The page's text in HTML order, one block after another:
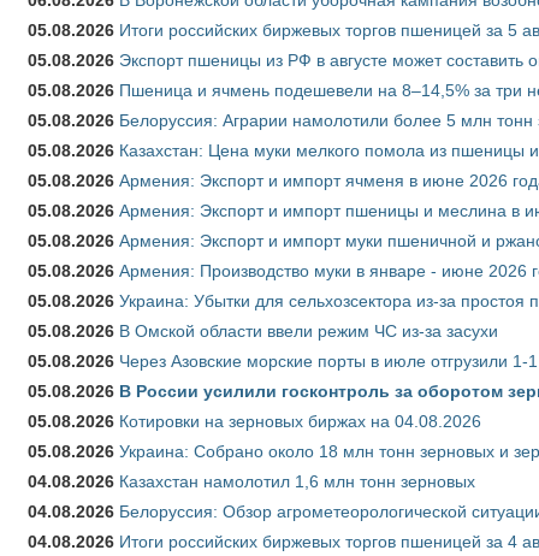
05.08.2026 Итоги российских биржевых торгов пшеницей за 5
05.08.2026 Экспорт пшеницы из РФ в августе может составить
05.08.2026 Пшеница и ячмень подешевели на 8–14,5% за три
05.08.2026 Белоруссия: Аграрии намолотили более 5 млн тонн
05.08.2026 Казахстан: Цена муки мелкого помола из пшеницы
05.08.2026 Армения: Экспорт и импорт ячменя в июне 2026
05.08.2026 Армения: Экспорт и импорт пшеницы и меслина в
05.08.2026 Армения: Экспорт и импорт муки пшеничной и
05.08.2026 Армения: Производство муки в январе - июне 2026
05.08.2026 Украина: Убытки для сельхозсектора из-за простоя
05.08.2026 В Омской области ввели режим ЧС из-за засухи
05.08.2026 Через Азовские морские порты в июле отгрузили
05.08.2026 В России усилили госконтроль за оборотом
05.08.2026 Котировки на зерновых биржах на 04.08.2026
05.08.2026 Украина: Собрано около 18 млн тонн зерновых и
04.08.2026 Казахстан намолотил 1,6 млн тонн зерновых
04.08.2026 Белоруссия: Обзор агрометеорологической
04.08.2026 Итоги российских биржевых торгов пшеницей за 4